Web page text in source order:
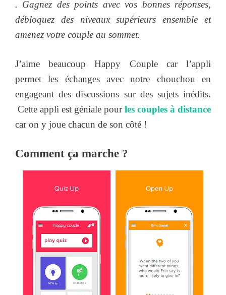
. Gagnez des points avec vos bonnes réponses,
débloquez des niveaux supérieurs ensemble et
amenez votre couple au sommet.
J’aime beaucoup Happy Couple car l’appli
permet les échanges avec notre chouchou en
engageant des discussions sur des sujets inédits.
Cette appli est géniale pourles couples à distance
car on y joue chacun de son côté !
Comment ça marche ?